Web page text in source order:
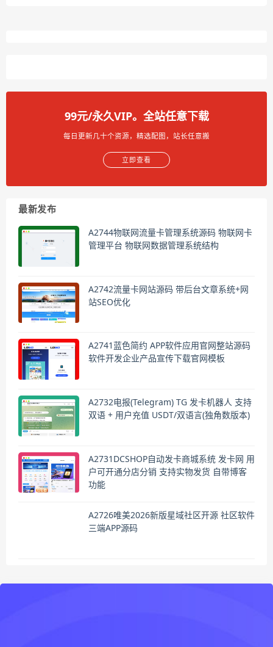
99元/永久VIP。全站任意下载
每日更新几十个资源，精选配图，站长任意搬
立即查看
最新发布
A2744物联网流量卡管理系统源码 物联网卡
管理平台 物联网数据管理系统结构
A2742流量卡网站源码 带后台文章系统+网
站SEO优化
A2741蓝色简约 APP软件应用官网整站源码
软件开发企业产品宣传下载官网模板
A2732电报(Telegram) TG 发卡机器人 支持
双语 + 用户充值 USDT/双语言(独角数版本)
A2731DCSHOP自动发卡商城系统 发卡网 用
户可开通分店分销 支持实物发货 自带博客
功能
A2726唯美2026新版星域社区开源 社区软件
三端APP源码